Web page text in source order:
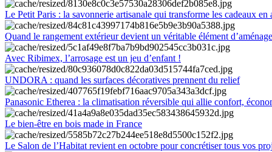
Le Petit Paris : la savonnerie artisanale qui transforme les cadeaux en
Quand le rangement extérieur devient un véritable élément
Avec Ribimex, l’arrosage est un jeu d’enfant !
UNDORA : quand les surfaces décoratives prennent du relief
Panasonic Etherea : la climatisation réversible qui allie confort,
Le bien-être en bois made in France
Le Salon de l’Habitat revient en octobre pour concrétiser tous vos